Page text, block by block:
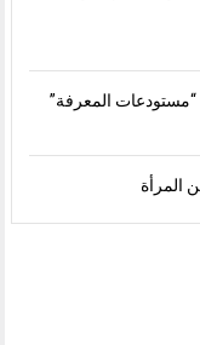
يناقش مستقبل “مستودعات المعرفة”
المرأة